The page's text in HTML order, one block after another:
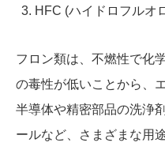
HFC (ハイドロフルオ
フロン類は、不燃性で化
の毒性が低いことから、
半導体や精密部品の洗浄
ールなど、さまざまな用